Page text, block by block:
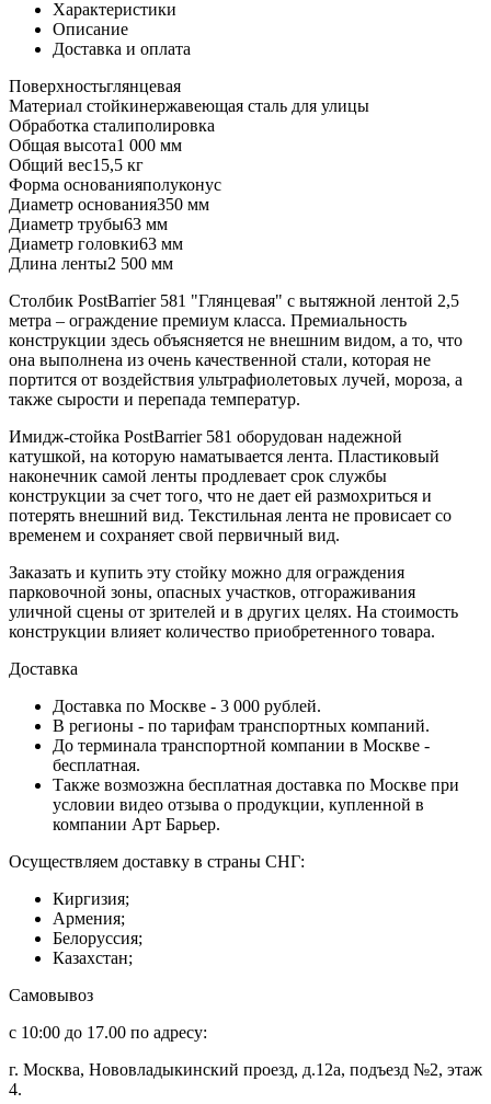
Характеристики
Описание
Доставка и оплата
Поверхностьглянцевая
Материал стойкинержавеющая сталь для улицы
Обработка сталиполировка
Общая высота1 000 мм
Общий вес15,5 кг
Форма основанияполуконус
Диаметр основания350 мм
Диаметр трубы63 мм
Диаметр головки63 мм
Длина ленты2 500 мм
Столбик PostBarrier 581 "Глянцевая" с вытяжной лентой 2,5
метра – ограждение премиум класса. Премиальность
конструкции здесь объясняется не внешним видом, а то, что
она выполнена из очень качественной стали, которая не
портится от воздействия ультрафиолетовых лучей, мороза, а
также сырости и перепада температур.
Имидж-стойка PostBarrier 581 оборудован надежной
катушкой, на которую наматывается лента. Пластиковый
наконечник самой ленты продлевает срок службы
конструкции за счет того, что не дает ей размохриться и
потерять внешний вид. Текстильная лента не провисает со
временем и сохраняет свой первичный вид.
Заказать и купить эту стойку можно для ограждения
парковочной зоны, опасных участков, отгораживания
уличной сцены от зрителей и в других целях. На стоимость
конструкции влияет количество приобретенного товара.
Доставка
Доставка по Москве - 3 000 рублей.
В регионы - по тарифам транспортных компаний.
До терминала транспортной компании в Москве -
бесплатная.
Также возмозжна бесплатная доставка по Москве при
условии видео отзыва о продукции, купленной в
компании Арт Барьер.
Осуществляем доставку в страны СНГ:
Киргизия;
Армения;
Белоруссия;
Казахстан;
Самовывоз
с 10:00 до 17.00 по адресу:
г. Москва, Нововладыкинский проезд, д.12а, подъезд №2, этаж
4.